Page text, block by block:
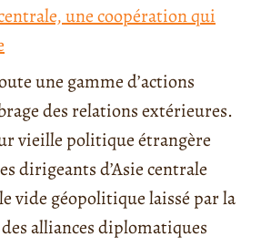
une coopération qui
une gamme d’actions
des relations extérieures.
vieille politique étrangère
dirigeants d’Asie centrale
vide géopolitique laissé par la
alliances diplomatiques